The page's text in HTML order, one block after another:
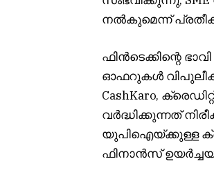
നൽകുമെന്ന്
ഫിൻ‌ടെക്കിന്റെ
ഓഫറുകൾ
CashKaro,
വർദ്ധിക്കുന്നത്
യുപിഐയ്ക്കുള്ള
ഫിനാൻസ്